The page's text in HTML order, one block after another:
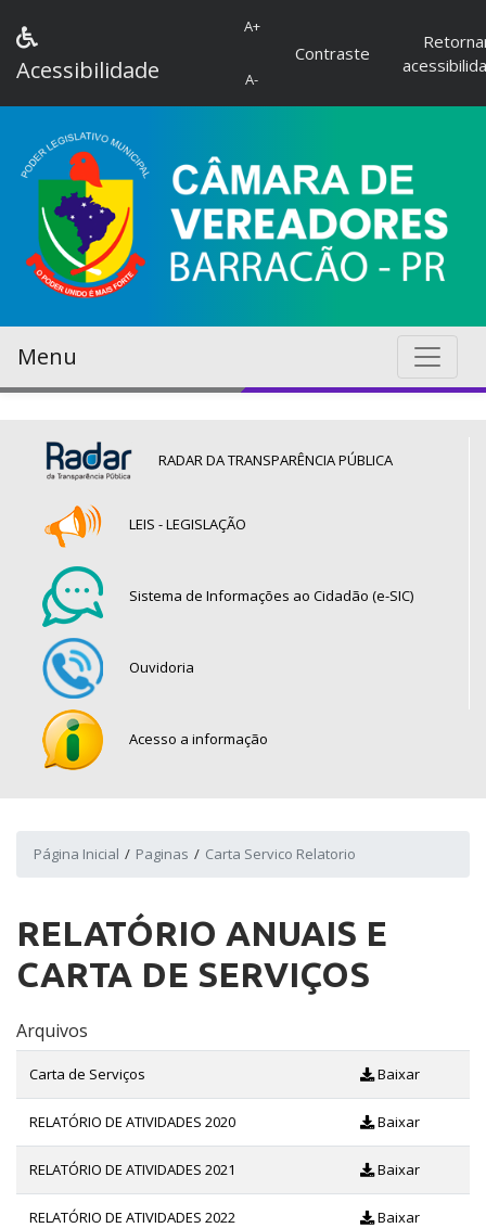
Acessibilidade
A+
A-
Contraste
Menu
RADAR DA TRANSPARÊNCIA PÚBLICA
LEIS - LEGISLAÇÃO
Sistema de Informações ao Cidadão (e-SIC)
Ouvidoria
Acesso a informação
Página Inicial Paginas Carta Servico Relatorio
RELATÓRIO ANUAIS E
CARTA DE SERVIÇOS
Arquivos
Carta de Serviços Baixar
RELATÓRIO DE ATIVIDADES 2020 Baixar
RELATÓRIO DE ATIVIDADES 2021 Baixar
RELATÓRIO DE ATIVIDADES 2022 Baixar